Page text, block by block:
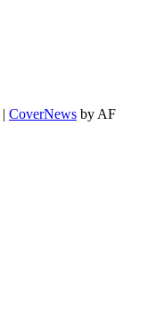
| CoverNews by AF